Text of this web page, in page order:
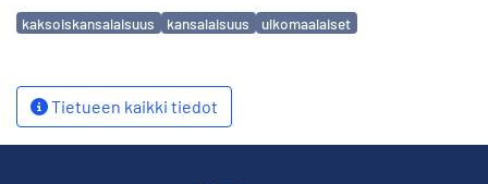
Avainsanat
kaksoiskansalaisuus kansalaisuus ulkomaalaiset
Tietueen kaikki tiedot